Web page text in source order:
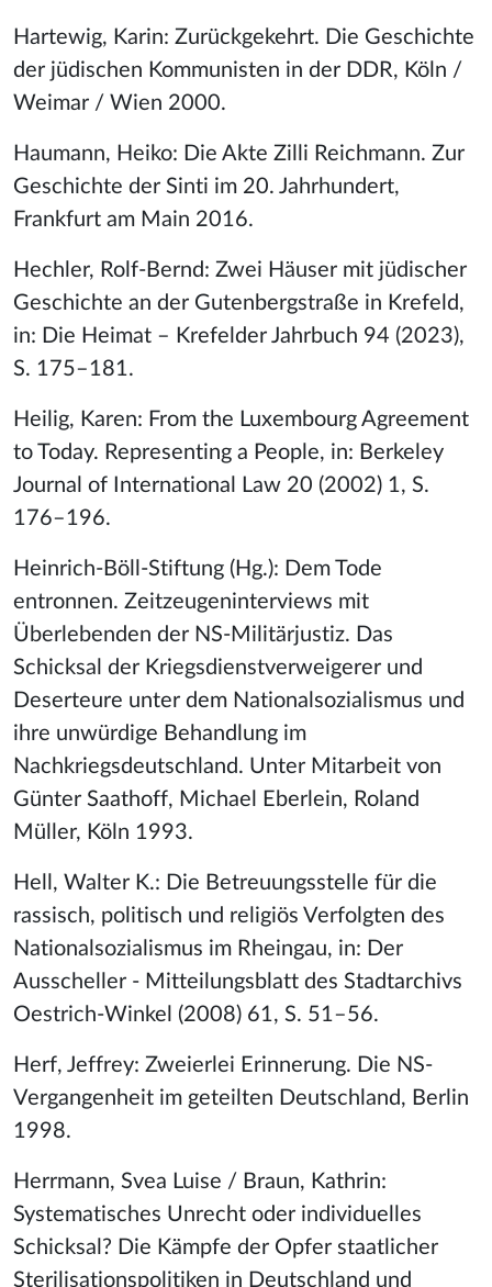
Hartewig, Karin: Zurückgekehrt. Die Geschichte
der jüdischen Kommunisten in der DDR, Köln /
Weimar / Wien 2000.
Haumann, Heiko: Die Akte Zilli Reichmann. Zur
Geschichte der Sinti im 20. Jahrhundert,
Frankfurt am Main 2016.
Hechler, Rolf-Bernd: Zwei Häuser mit jüdischer
Geschichte an der Gutenbergstraße in Krefeld,
in: Die Heimat – Krefelder Jahrbuch 94 (2023),
S. 175–181.
Heilig, Karen: From the Luxembourg Agreement
to Today. Representing a People, in: Berkeley
Journal of International Law 20 (2002) 1, S.
176–196.
Heinrich-Böll-Stiftung (Hg.): Dem Tode
entronnen. Zeitzeugeninterviews mit
Überlebenden der NS-Militärjustiz. Das
Schicksal der Kriegsdienstverweigerer und
Deserteure unter dem Nationalsozialismus und
ihre unwürdige Behandlung im
Nachkriegsdeutschland. Unter Mitarbeit von
Günter Saathoff, Michael Eberlein, Roland
Müller, Köln 1993.
Hell, Walter K.: Die Betreuungsstelle für die
rassisch, politisch und religiös Verfolgten des
Nationalsozialismus im Rheingau, in: Der
Ausscheller - Mitteilungsblatt des Stadtarchivs
Oestrich-Winkel (2008) 61, S. 51–56.
Herf, Jeffrey: Zweierlei Erinnerung. Die NS-
Vergangenheit im geteilten Deutschland, Berlin
1998.
Herrmann, Svea Luise / Braun, Kathrin:
Systematisches Unrecht oder individuelles
Schicksal? Die Kämpfe der Opfer staatlicher
Sterilisationspolitiken in Deutschland und